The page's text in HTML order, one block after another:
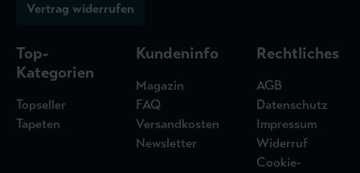
Vertrag widerrufen
Top-
Kategorien
Topseller
Tapeten
Kundeninfo
Magazin
FAQ
Versandkosten
Newsletter
Rechtliches
AGB
Datenschutz
Impressum
Widerruf
Cookie-